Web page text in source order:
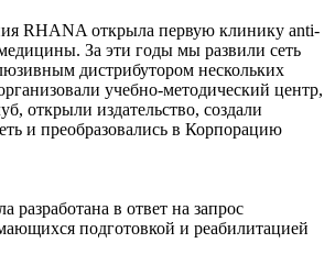
RHANA открыла первую клинику anti-
За эти годы мы развили сеть
дистрибутором нескольких
учебно-методический центр,
открыли издательство, создали
и преобразовались в Корпорацию
разработана в ответ на запрос
подготовкой и реабилитацией